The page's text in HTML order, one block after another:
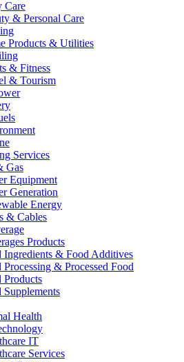
Care
& Personal Care
Products & Utilities
& Fitness
& Tourism
Services
Gas
Equipment
Generation
Energy
& Cables
Products
Ingredients & Food Additives
Processing & Processed Food
Products
Supplements
Health
IT
Services